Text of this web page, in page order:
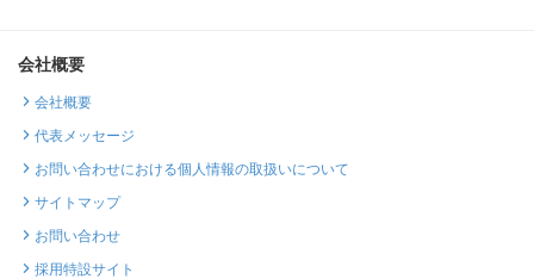
会社概要
会社概要
代表メッセージ
お問い合わせにおける個人情報の取扱いについて
サイトマップ
お問い合わせ
採用特設サイト